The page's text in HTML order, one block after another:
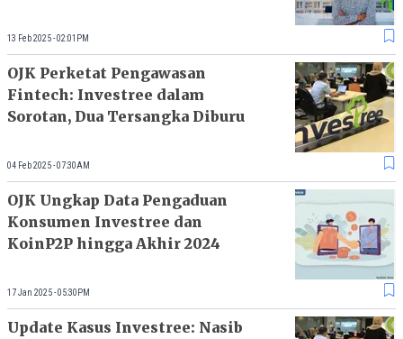
13 Feb 2025 - 02:01PM
OJK Perketat Pengawasan
Fintech: Investree dalam
Sorotan, Dua Tersangka Diburu
04 Feb 2025 - 07:30AM
OJK Ungkap Data Pengaduan
Konsumen Investree dan
KoinP2P hingga Akhir 2024
17 Jan 2025 - 05:30PM
Update Kasus Investree: Nasib